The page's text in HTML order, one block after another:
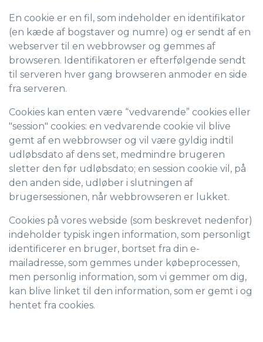
En cookie er en fil, som indeholder en identifikator
(en kæde af bogstaver og numre) og er sendt af en
webserver til en webbrowser og gemmes af
browseren. Identifikatoren er efterfølgende sendt
til serveren hver gang browseren anmoder en side
fra serveren.
Cookies kan enten være “vedvarende” cookies eller
"session" cookies: en vedvarende cookie vil blive
gemt af en webbrowser og vil være gyldig indtil
udløbsdato af dens set, medmindre brugeren
sletter den før udløbsdato; en session cookie vil, på
den anden side, udløber i slutningen af
brugersessionen, når webbrowseren er lukket.
Cookies på vores webside (som beskrevet nedenfor)
indeholder typisk ingen information, som personligt
identificerer en bruger, bortset fra din e-
mailadresse, som gemmes under købeprocessen,
men personlig information, som vi gemmer om dig,
kan blive linket til den information, som er gemt i og
hentet fra cookies.